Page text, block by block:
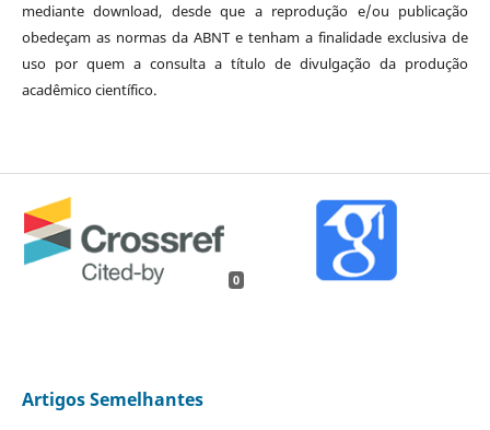
mediante download, desde que a reprodução e/ou publicação
obedeçam as normas da ABNT e tenham a finalidade exclusiva de
uso por quem a consulta a título de divulgação da produção
acadêmico científico.
0
Artigos Semelhantes